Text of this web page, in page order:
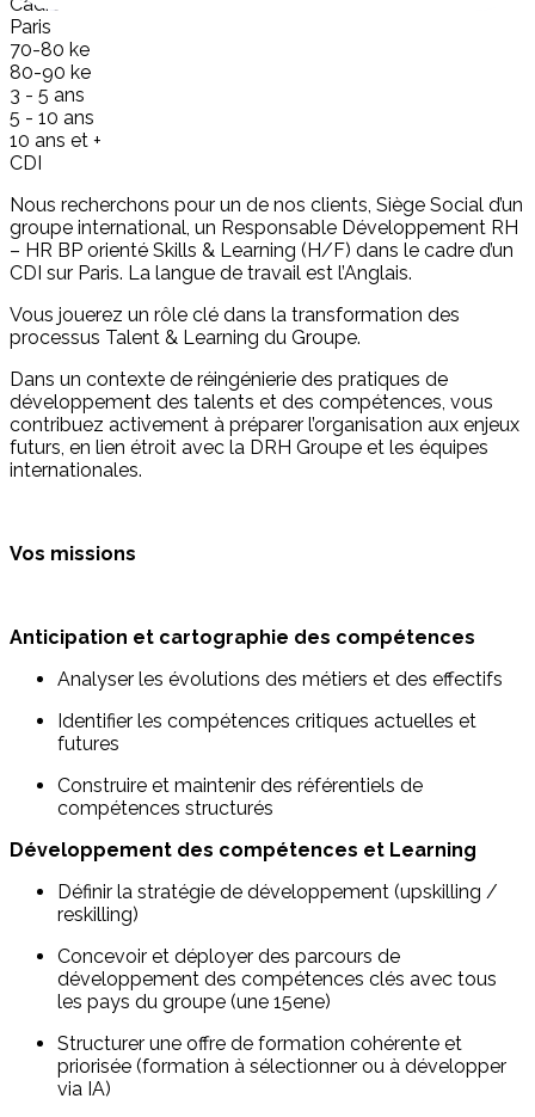
Paris
70-80 ke
80-90 ke
3 - 5 ans
5 - 10 ans
10 ans et +
CDI
Nous recherchons pour un de nos clients, Siège Social d’un
groupe international, un Responsable Développement RH
– HR BP orienté Skills & Learning (H/F) dans le cadre d’un
CDI sur Paris. La langue de travail est l’Anglais.
Vous jouerez un rôle clé dans la transformation des
processus Talent & Learning du Groupe.
Dans un contexte de réingénierie des pratiques de
développement des talents et des compétences, vous
contribuez activement à préparer l’organisation aux enjeux
futurs, en lien étroit avec la DRH Groupe et les équipes
internationales.
Vos missions
Anticipation et cartographie des compétences
Analyser les évolutions des métiers et des effectifs
Identifier les compétences critiques actuelles et
futures
Construire et maintenir des référentiels de
compétences structurés
Développement des compétences et Learning
Définir la stratégie de développement (upskilling /
reskilling)
Concevoir et déployer des parcours de
développement des compétences clés avec tous
les pays du groupe (une 15ene)
Structurer une offre de formation cohérente et
priorisée (formation à sélectionner ou à développer
via IA)